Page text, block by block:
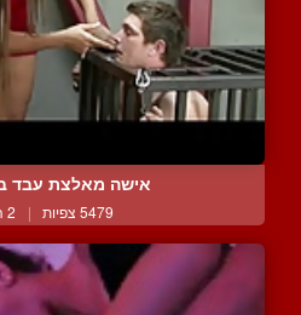
אישה מאלצת עבד
5479 צפיות | 2 המלצות